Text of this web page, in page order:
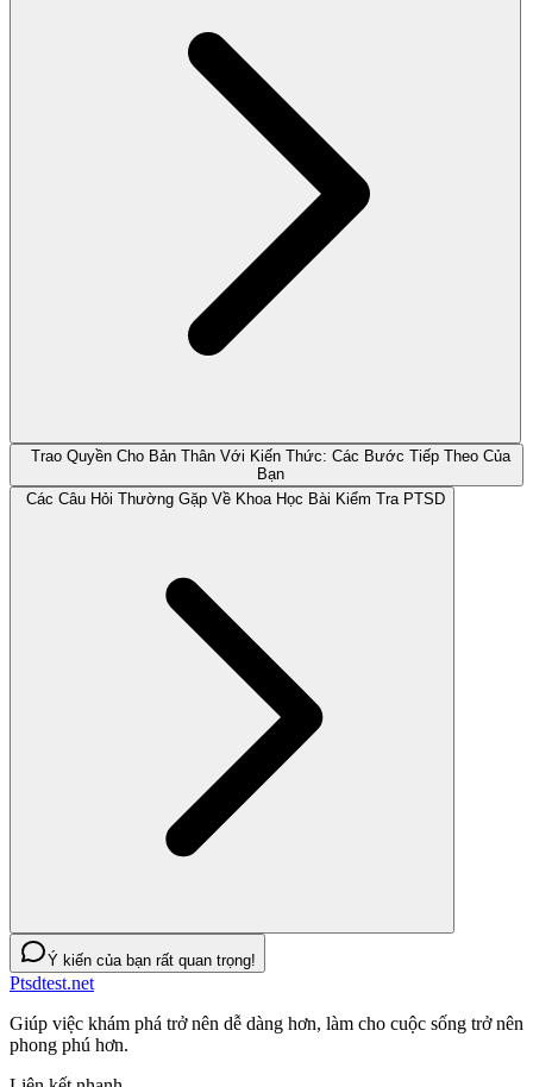
Trao Quyền Cho Bản Thân Với Kiến Thức: Các Bước Tiếp Theo Của
Bạn
Các Câu Hỏi Thường Gặp Về Khoa Học Bài Kiểm Tra PTSD
Ý kiến của bạn rất quan trọng!
Ptsdtest.net
Giúp việc khám phá trở nên dễ dàng hơn, làm cho cuộc sống trở nên
phong phú hơn.